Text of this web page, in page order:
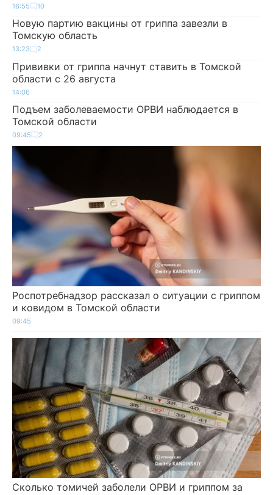
16:55 10
Новую партию вакцины от гриппа завезли в
Томскую область
13:23 2
Прививки от гриппа начнут ставить в Томской
области с 26 августа
14:06
Подъем заболеваемости ОРВИ наблюдается в
Томской области
09:45 2
Роспотребнадзор рассказал о ситуации с гриппом
и ковидом в Томской области
09:45
Сколько томичей заболели ОРВИ и гриппом за